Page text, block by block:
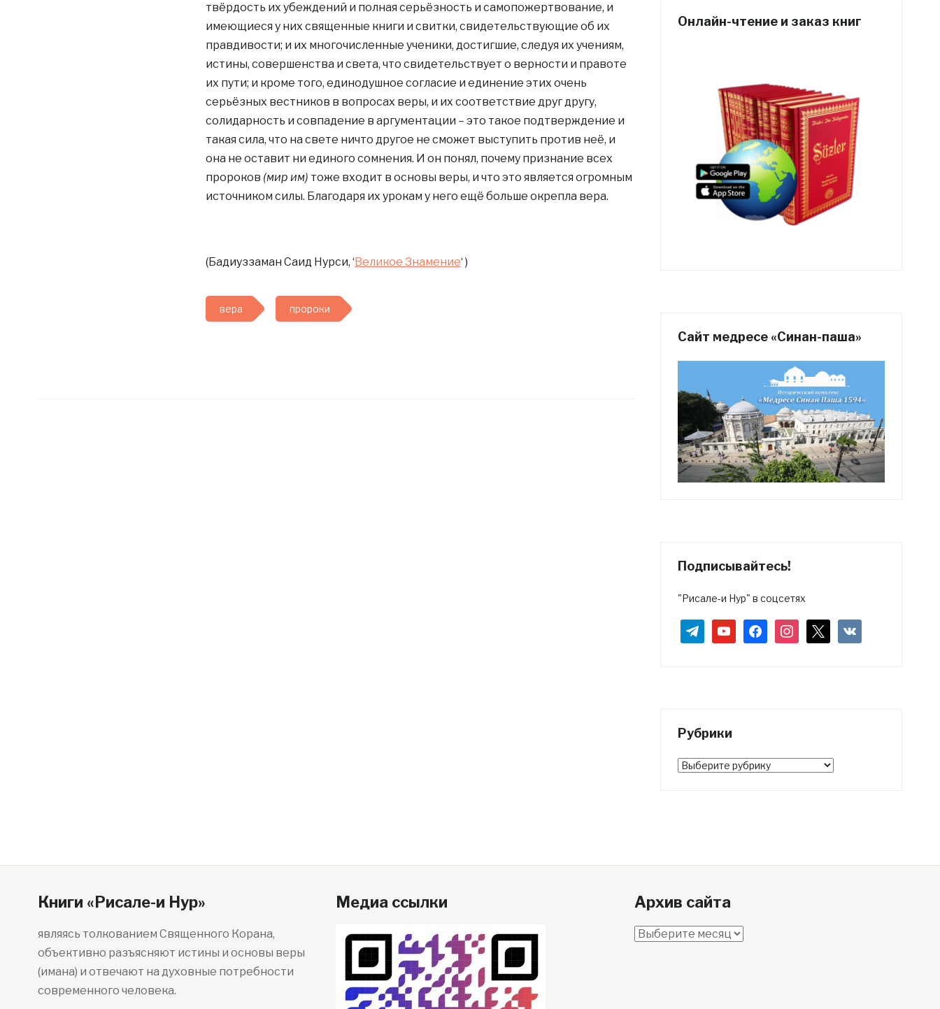
твёрдость их убеждений и полная серьёзность и самопожертвование, и
имеющиеся у них священные книги и свитки, свидетельствующие об их
правдивости; и их многочисленные ученики, достигшие, следуя их учениям,
истины, совершенства и света, что свидетельствует о верности и правоте
их пути; и кроме того, единодушное согласие и единение этих очень
серьёзных вестников в вопросах веры, и их соответствие друг другу,
солидарность и совпадение в аргументации – это такое подтверждение и
такая сила, что на свете ничто другое не сможет выступить против неё, и
она не оставит ни единого сомнения. И он понял, почему признание всех
пророков (мир им) тоже входит в основы веры, и что это является огромным
источником силы. Благодаря их урокам у него ещё больше окрепла вера.
(Бадиуззаман Саид Нурси, ‘Великое Знамение‘ )
вера пророки
Онлайн-чтение и заказ книг
Сайт медресе «Синан-паша»
Подписывайтесь!
"Рисале-и Нур" в соцсетях
telegramyoutubefacebookinstagram vkontakte
Рубрики
Рубрики
Книги «Рисале-и Нур»
являясь толкованием Священного Корана,
объективно разъясняют истины и основы веры
(имана) и отвечают на духовные потребности
современного человека.
Медиа ссылки Архив сайта
Архив